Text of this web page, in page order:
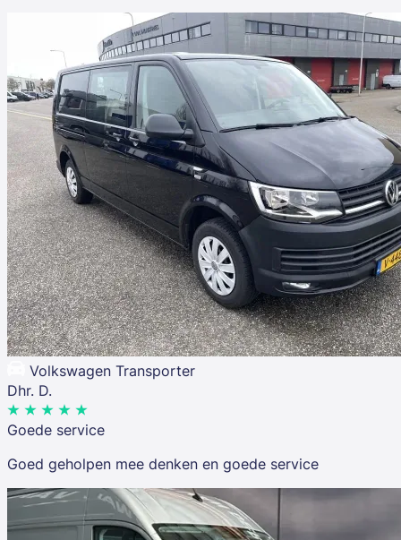
Volkswagen Transporter
Dhr. D.
Goede service
Goed geholpen mee denken en goede service